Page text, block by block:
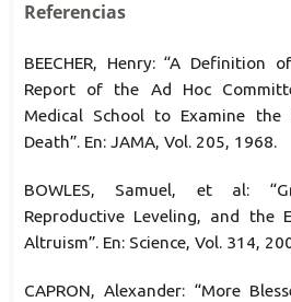
Referencias
BEECHER, Henry: “A Definition
Report of the Ad Hoc
Medical School to Examine
Death”. En: JAMA, Vol. 205, 1968.
BOWLES, Samuel, et al:
Reproductive Leveling, and the
Altruism”. En: Science, Vol. 314,
CAPRON, Alexander: “More